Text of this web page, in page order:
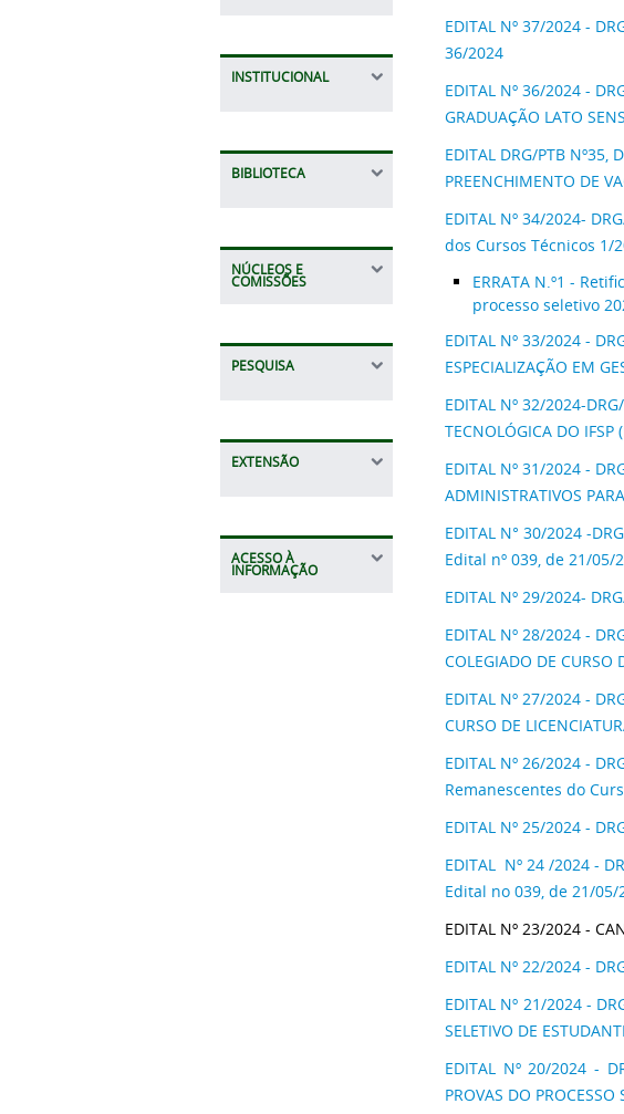
INSTITUCIONAL
BIBLIOTECA
NÚCLEOS E
COMISSÕES
PESQUISA
EXTENSÃO
ACESSO À
INFORMAÇÃO
EDITAL Nº 37/2024 -
36/2024
EDITAL Nº 36/2024 -
GRADUAÇÃO LATO
EDITAL DRG/PTB Nº35,
PREENCHIMENTO DE
EDITAL Nº 34/2024-
dos Cursos Técnicos 1/
ERRATA N.º1 -
processo seletivo
EDITAL Nº 33/2024 -
ESPECIALIZAÇÃO EM
EDITAL Nº 32/2024-
TECNOLÓGICA DO
EDITAL Nº 31/2024 -
ADMINISTRATIVOS
EDITAL N° 30/2024 -
Edital nº 039, de 21/05/
EDITAL Nº 29/2024-
EDITAL Nº 28/2024 -
COLEGIADO DE CURSO
EDITAL Nº 27/2024 -
CURSO DE
EDITAL Nº 26/2024 -
Remanescentes do
EDITAL Nº 25/2024 -
EDITAL Nº 24 /2024 -
Edital no 039, de 21/05/
EDITAL Nº 23/2024 -
EDITAL Nº 22/2024 -
EDITAL Nº 21/2024 -
SELETIVO DE
EDITAL Nº 20/2024 -
PROVAS DO